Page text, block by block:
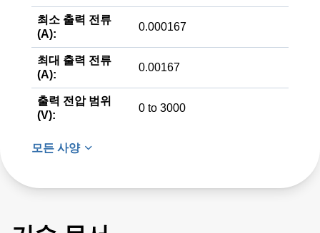
최소 출력 전류
(A):
0.000167
최대 출력 전류
(A):
0.00167
출력 전압 범위
(V):
0 to 3000
모든 사양